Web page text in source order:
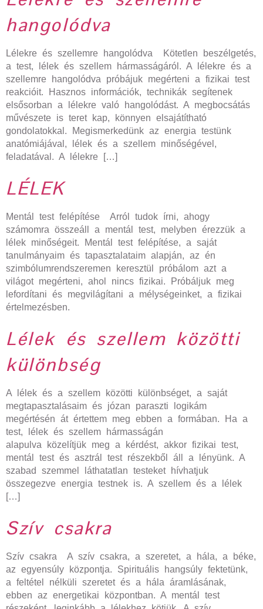
hangolódva
Lélekre és szellemre hangolódva Kötetlen beszélgetés,
a test, lélek és szellem hármasságáról. A lélekre és a
szellemre hangolódva próbájuk megérteni a fizikai test
reakcióit. Hasznos információk, technikák segítenek
elsősorban a lélekre való hangolódást. A megbocsátás
művészete is teret kap, könnyen elsajátítható
gondolatokkal. Megismerkedünk az energia testünk
anatómiájával, lélek és a szellem minőségével,
feladatával. A lélekre […]
LÉLEK
Mentál test felépítése Arról tudok írni, ahogy
számomra összeáll a mentál test, melyben érezzük a
lélek minőségeit. Mentál test felépítése, a saját
tanulmányaim és tapasztalataim alapján, az én
szimbólumrendszeremen keresztül próbálom azt a
világot megérteni, ahol nincs fizikai. Próbáljuk meg
lefordítani és megvilágítani a mélységeinket, a fizikai
értelmezésben.
Lélek és szellem közötti
különbség
A lélek és a szellem közötti különbséget, a saját
megtapasztalásaim és józan paraszti logikám
megértésén át értettem meg ebben a formában. Ha a
test, lélek és szellem hármasságán
alapulva közelítjük meg a kérdést, akkor fizikai test,
mentál test és asztrál test részekből áll a lényünk. A
szabad szemmel láthatatlan testeket hívhatjuk
összegezve energia testnek is. A szellem és a lélek
[…]
Szív csakra
Szív csakra A szív csakra, a szeretet, a hála, a béke,
az egyensúly központja. Spirituális hangsúly fektetünk,
a feltétel nélküli szeretet és a hála áramlásának,
ebben az energetikai központban. A mentál test